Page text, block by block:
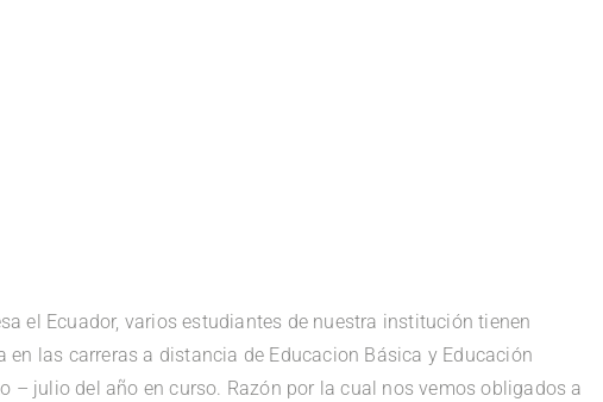
el Ecuador, varios estudiantes de nuestra institución tienen
las carreras a distancia de Educacion Básica y Educación
– julio del año en curso. Razón por la cual nos vemos obligados a